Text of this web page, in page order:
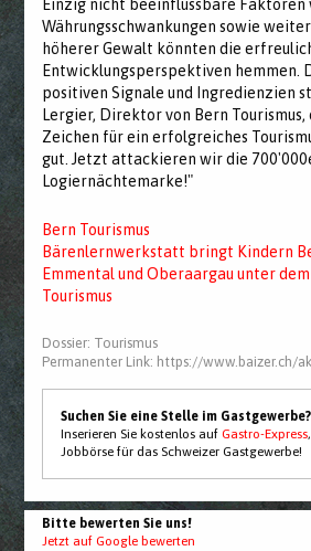
Einzig nicht beeinflussbare Faktoren
Währungsschwankungen sowie
höherer Gewalt könnten die
Entwicklungsperspektiven hemmen.
positiven Signale und Ingredienzien
Lergier, Direktor von Bern
Zeichen für ein erfolgreiches
gut. Jetzt attackieren wir die
Logiernächtemarke!"
Bern Tourismus
Bärenlernwerkstatt bringt Kindern
Emmental und Oberaargau unter
Tourismus
Dossier: Tourismus
Permanenter Link: https://www.baizer.ch/
Suchen Sie eine Stelle im Gastgewerbe?
Inserieren Sie kostenlos aufGastro-Express
Jobbörse für das Schweizer Gastgewerbe!
Bitte bewerten Sie uns!
Jetzt auf Google bewerten